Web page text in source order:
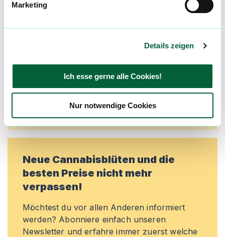
Marketing
Details zeigen
Ich esse gerne alle Cookies!
Nur notwendige Cookies
Alle wichtigen Daten und Fakten - täglich
machen. Melde dich an, um dir deine
exklusive Angebote zu erhalten!
Jetzt registrieren
Neue Cannabisblüten und die
besten Preise nicht mehr
verpassen!
Möchtest du vor allen Anderen informiert
werden? Abonniere einfach unseren
Newsletter und erfahre immer zuerst welche